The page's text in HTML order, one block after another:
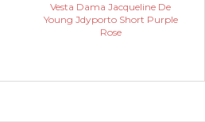
Vesta Dama Jacqueline De
Young Jdyporto Short Purple
Rose